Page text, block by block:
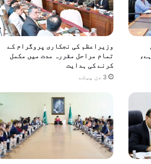
پر اتفاق
بنانے کے عزم کا اعادہ
وزیراعظم کی نجکاری پروگرام کے
تمام مراحل مقررہ مدت میں مکمل
کرنے کی ہدایت
3 دن پہلے